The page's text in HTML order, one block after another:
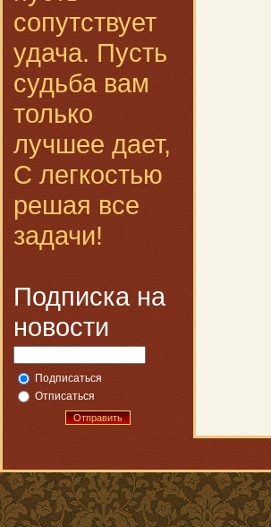
сопутствует
удача. Пусть
судьба вам
только
лучшее дает,
С легкостью
решая все
задачи!
Подписка на
новости
Подписаться
Отписаться
Отправить